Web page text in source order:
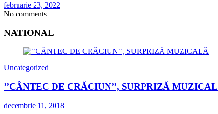
februarie 23, 2022
No comments
NATIONAL
Uncategorized
’’CÂNTEC DE CRĂCIUN’’, SURPRIZĂ
decembrie 11, 2018